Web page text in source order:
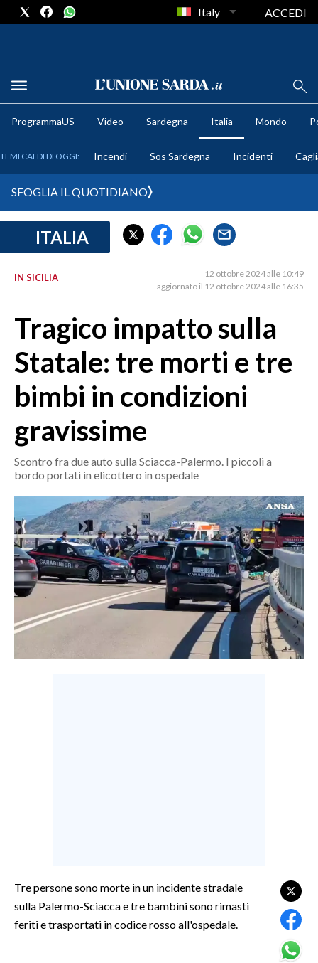
METEO
CRONACA SARDEGNA
PROVINCIA DI CAGLIARI
MEDIO CAMPIDANO
ORISTANO E PROVINCIA
SASSARI E PROVINCIA
GALLURA
NUORO E PROVINCIA
OGLIASTRA
MONDO
POLITICA
ECONOMIA
SERVIZI ALLE IMPRESE
TENNIS
Italy ACCEDI
ProgrammaUS Video Sardegna Italia Mondo
TEMI CALDI DI OGGI: Incendi Sos Sardegna Incidenti
SFOGLIA IL QUOTIDIANO
ITALIA
IN SICILIA
12 ottobre 2024 alle 10:49
aggiornato il 12 ottobre 2024 alle 16:35
Tragico impatto sulla
Statale: tre morti e tre
bimbi in condizioni
gravissime
Scontro fra due auto sulla Sciacca-Palermo. I piccoli a
bordo portati in elicottero in ospedale
Tre persone sono morte in un incidente stradale
sulla Palermo-Sciacca e tre bambini sono rimasti
feriti e trasportati in codice rosso all'ospedale.